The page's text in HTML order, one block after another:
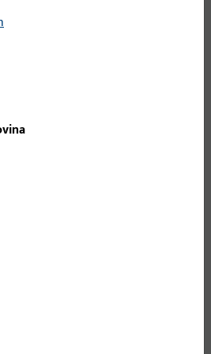
deslizante
y acero
de madera o acero: para un